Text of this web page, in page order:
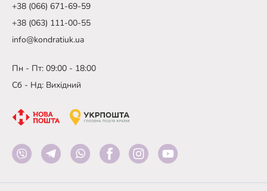
+38 (066) 671-69-59
+38 (063) 111-00-55
info@kondratiuk.ua
Пн - Пт: 09:00 - 18:00
Сб - Нд: Вихідний